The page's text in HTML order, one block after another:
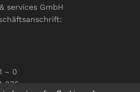
services GmbH
– 0
076